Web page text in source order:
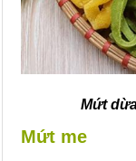
Mứt
Mứt me